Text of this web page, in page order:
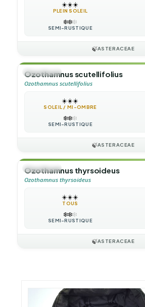
☀️☀️☀️
PLEIN SOLEIL
❄️❄️❄️
SEMI-RUSTIQUE
🍃ASTERACEAE
🌲ARBUSTE
Ozothamnus scutellifolius
Ozothamnus scutellifolius
☀️☀️☀️
SOLEIL / MI-OMBRE
❄️❄️❄️
SEMI-RUSTIQUE
🍃ASTERACEAE
🌲ARBUSTE
Ozothamnus thyrsoideus
Ozothamnus thyrsoideus
☀️☀️☀️
TOUS
❄️❄️❄️
SEMI-RUSTIQUE
🍃ASTERACEAE